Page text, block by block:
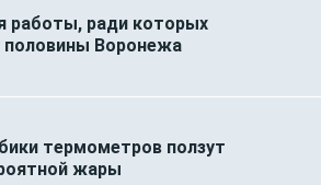
работы, ради которых
половины Воронежа
термометров ползут
жары